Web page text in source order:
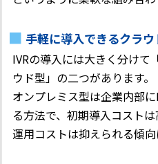
手軽に導入できるクラ
IVRの導入には大きく分けて
ウド型」の二つがあります。
オンプレミス型は企業内部
る方法で、初期導入コスト
運用コストは抑えられる傾向